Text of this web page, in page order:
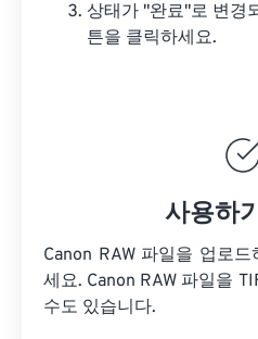
상태가 "완료"로 변경
튼을 클릭하세요.
사용하
Canon RAW 파일을 업로
세요. Canon RAW 파일을
수도 있습니다.